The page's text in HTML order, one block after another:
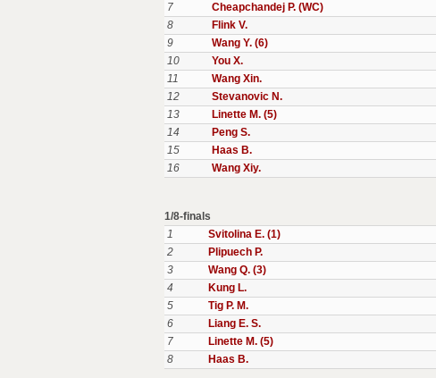
7
Cheapchandej P. (WC)
8
Flink V.
9
Wang Y. (6)
10
You X.
11
Wang Xin.
12
Stevanovic N.
13
Linette M. (5)
14
Peng S.
15
Haas B.
16
Wang Xiy.
1/8-finals
1
Svitolina E. (1)
2
Plipuech P.
3
Wang Q. (3)
4
Kung L.
5
Tig P. M.
6
Liang E. S.
7
Linette M. (5)
8
Haas B.